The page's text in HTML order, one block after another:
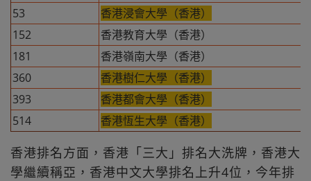
53
香港浸會大學（香港）
152
香港教育大學（香港）
181
香港嶺南大學（香港）
360
香港樹仁大學（香港）
393
香港都會大學（香港）
514
香港恆生大學（香港）
香港排名方面，香港「三大」排名大洗牌，香港大
學繼續稱亞，香港中文大學排名上升4位，今年排